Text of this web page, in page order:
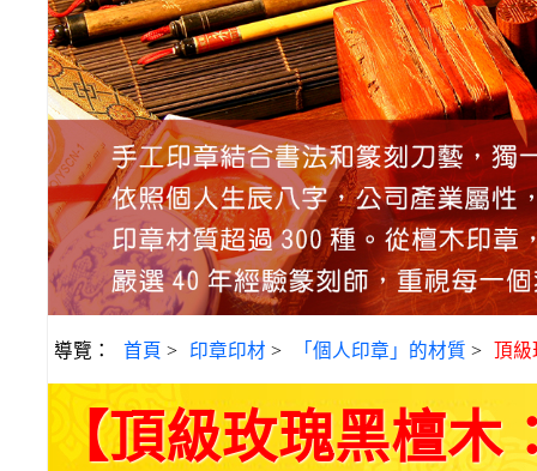
導覽： 首頁 > 印章印材 > 「個人印章」的材質 > 頂
【頂級玫瑰黑檀